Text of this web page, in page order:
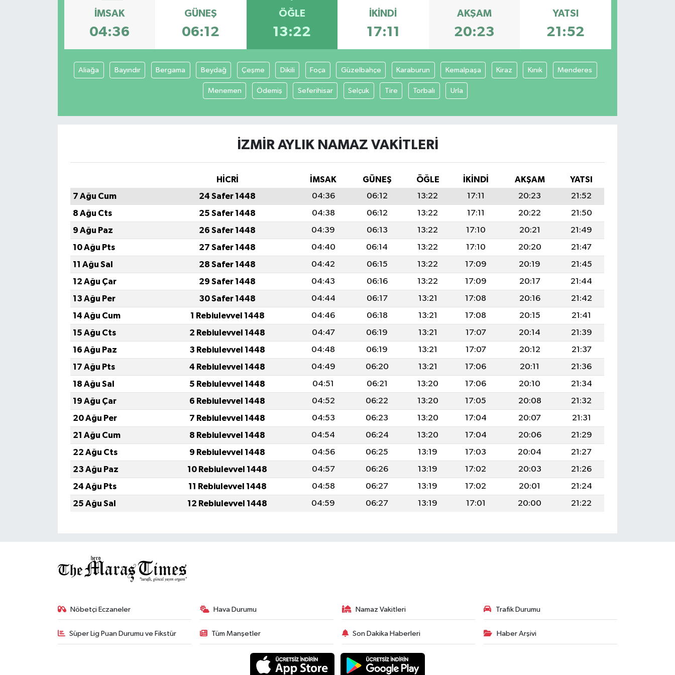
İMSAK
04:36
GÜNEŞ
06:12
ÖĞLE
13:22
İKINDI
17:11
AKŞAM
20:23
YATSI
21:52
Aliağa Bayındır Bergama Beydağ Çeşme Dikili Foça Güzelbahçe Karaburun Kemalpaşa Kiraz Kınık Menderes
Menemen Ödemiş Seferihisar Selçuk Tire Torbalı Urla
İZMIR AYLIK NAMAZ VAKITLERI
HİCRİ İMSAK GÜNEŞ ÖĞLE İKINDI AKŞAM
YATSI
7 Ağu Cum
24 Safer 1448 04:36 06:12 13:22 17:11 20:23
21:52
8 Ağu Cts
25 Safer 1448 04:38 06:12 13:22 17:11 20:22
21:50
9 Ağu Paz
26 Safer 1448 04:39 06:13 13:22 17:10 20:21
21:49
10 Ağu Pts
27 Safer 1448 04:40 06:14 13:22 17:10 20:20
21:47
11 Ağu Sal
28 Safer 1448 04:42 06:15 13:22 17:09 20:19
21:45
12 Ağu Çar
29 Safer 1448 04:43 06:16 13:22 17:09 20:17
21:44
13 Ağu Per
30 Safer 1448 04:44 06:17 13:21 17:08 20:16
21:42
14 Ağu Cum
1 Rebiulevvel 1448 04:46 06:18 13:21 17:08 20:15
21:41
15 Ağu Cts
2 Rebiulevvel 1448 04:47 06:19 13:21 17:07 20:14
21:39
16 Ağu Paz
3 Rebiulevvel 1448 04:48 06:19 13:21 17:07 20:12
21:37
17 Ağu Pts
4 Rebiulevvel 1448 04:49 06:20 13:21 17:06 20:11
21:36
18 Ağu Sal
5 Rebiulevvel 1448 04:51 06:21 13:20 17:06 20:10
21:34
19 Ağu Çar
6 Rebiulevvel 1448 04:52 06:22 13:20 17:05 20:08
21:32
20 Ağu Per
7 Rebiulevvel 1448 04:53 06:23 13:20 17:04 20:07
21:31
21 Ağu Cum
8 Rebiulevvel 1448 04:54 06:24 13:20 17:04 20:06
21:29
22 Ağu Cts
9 Rebiulevvel 1448 04:56 06:25 13:19 17:03 20:04
21:27
23 Ağu Paz
10 Rebiulevvel 1448 04:57 06:26 13:19 17:02 20:03
21:26
24 Ağu Pts
11 Rebiulevvel 1448 04:58 06:27 13:19 17:02 20:01
21:24
25 Ağu Sal
12 Rebiulevvel 1448 04:59 06:27 13:19 17:01 20:00 21:22
Nöbetçi Eczaneler Hava Durumu Namaz Vakitleri Trafik Durumu
Süper Lig Puan Durumu ve Fikstür Tüm Manşetler Son Dakika Haberleri Haber Arşivi
KÜLTÜR&SANAT
ULUSAL HABERLER